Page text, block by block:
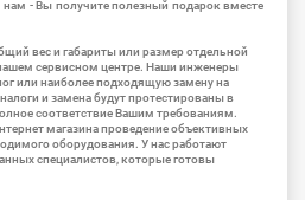
- Вы получите полезный подарок вместе
вес и габариты или размер отдельной
сервисном центре. Наши инженеры
или наиболее подходящую замену на
и замена будут протестированы в
соответствие Вашим требованиям.
магазина проведение объективных
оборудования. У нас работают
специалистов, которые готовы